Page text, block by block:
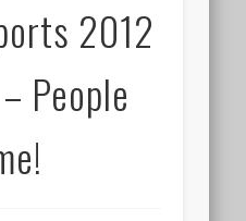
2012
People